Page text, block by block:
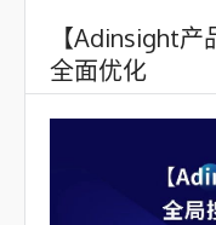
【Adinsight
全面优化